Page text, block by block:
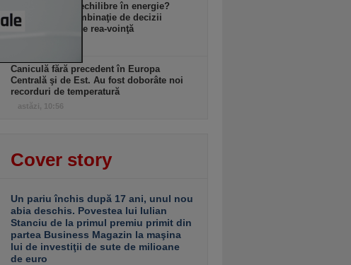
De ce avem dezechilibre în energie?
Bolojan: E o combinaţie de decizii
greşite, uneori de rea-voinţă
Caniculă fără precedent în Europa
Centrală şi de Est. Au fost doborâte noi
recorduri de temperatură
astăzi, 10:56
Cover story
Un pariu închis după 17 ani, unul nou
abia deschis. Povestea lui Iulian
Stanciu de la primul premiu primit din
partea Business Magazin la maşina
lui de investiţii de sute de milioane
de euro